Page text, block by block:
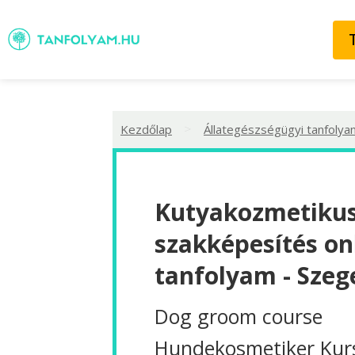
Kezdőlap Állategészségügyi
szakképesítés
tanfolyam -
Dog groom course
Hundekosmetiker